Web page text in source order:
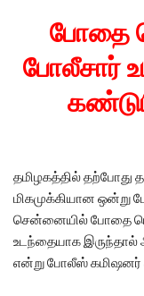
போதை
போலீசார்
தமிழகத்தில் தற்போது
மிகமுக்கியான ஒன்று
சென்னையில் போதை
உடந்தையாக இருந்தால்
என்று போலீஸ் கமிஷனர்